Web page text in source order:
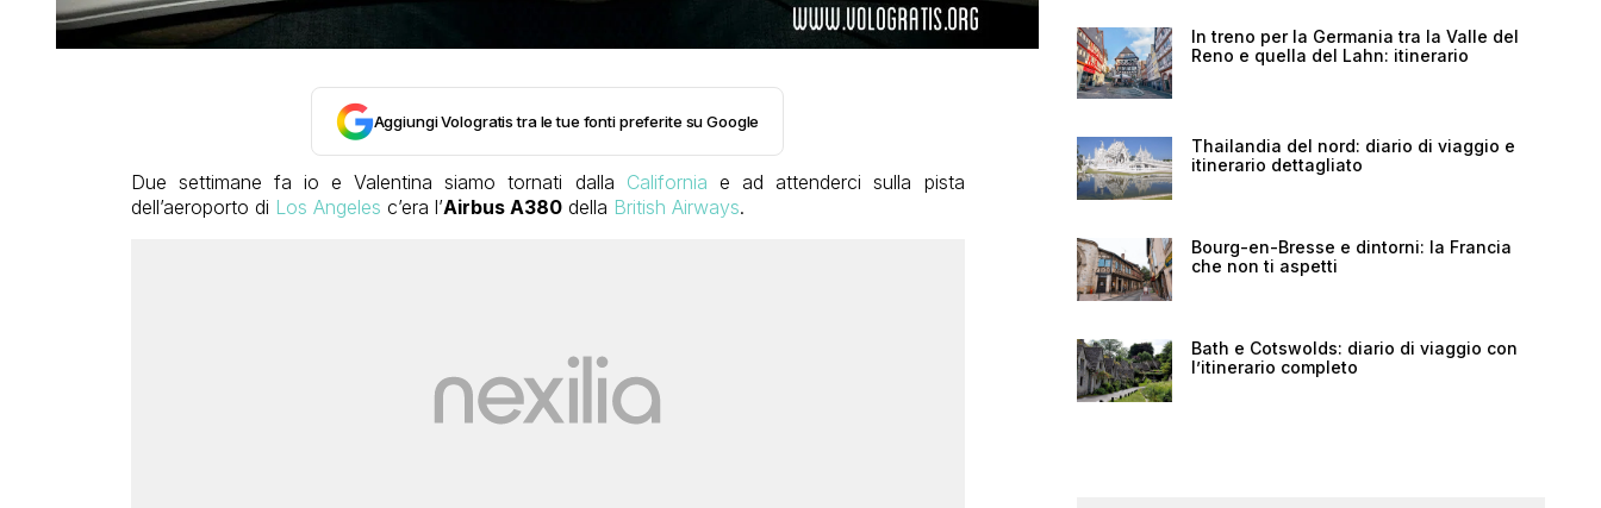
Aggiungi Vologratis tra le tue fonti preferite su Google
Due settimane fa io e Valentina siamo tornati dalla California e ad attenderci sulla pista
dell’aeroporto di Los Angeles c’era l’Airbus A380della British Airways.
In treno per la Germania tra la Valle del
Reno e quella del Lahn: itinerario
Thailandia del nord: diario di viaggio e
itinerario dettagliato
Bourg-en-Bresse e dintorni: la Francia
che non ti aspetti
Bath e Cotswolds: diario di viaggio con
l’itinerario completo